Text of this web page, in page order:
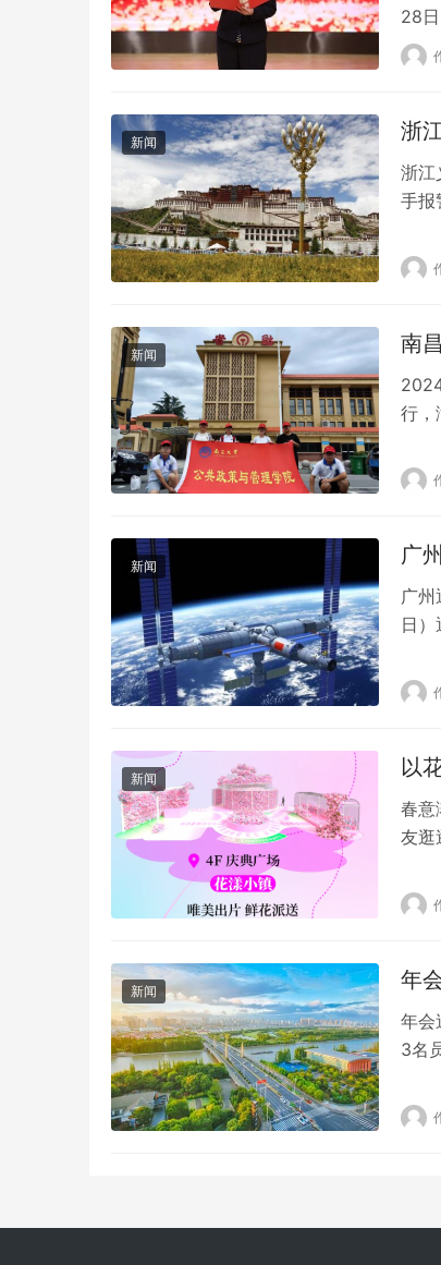
28
学
第七
新闻 浙
浙江
手报
的
有保
新闻 南
行，
直
之
新闻 广
广
日
中
地。
新闻 以
春意
友逛
周
打造
新闻 年
年会
3名
正
到